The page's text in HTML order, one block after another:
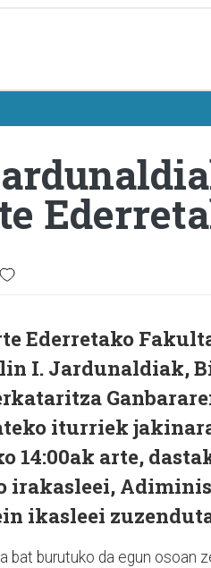
Ederretako
I. Jardunaldiak,
iturriek
14:00ak arte,
irakasleei,
ikasleei
bat burutuko da egun osoan